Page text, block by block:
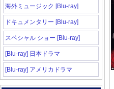
海外ミュージック [Blu-ray]
ドキュメンタリー [Blu-ray]
スペシャル ショー [Blu-ray]
[Blu-ray] 日本ドラマ
[Blu-ray] アメリカドラマ